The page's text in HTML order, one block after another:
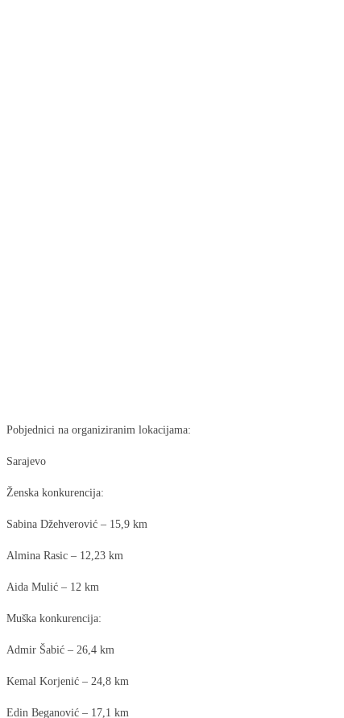
Pobjednici na organiziranim lokacijama:
Sarajevo
Ženska konkurencija:
Sabina Džehverović – 15,9 km
Almina Rasic – 12,23 km
Aida Mulić – 12 km
Muška konkurencija:
Admir Šabić – 26,4 km
Kemal Korjenić – 24,8 km
Edin Beganović – 17,1 km